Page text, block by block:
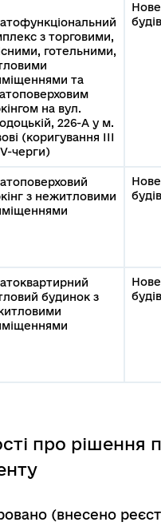
з торговими,
готельними,
та
на вул.
226-А у м.
(коригування ІІІ
черги)
Нове
з нежитловими
Нове
будинок з
Нове
про рішення
(внесено